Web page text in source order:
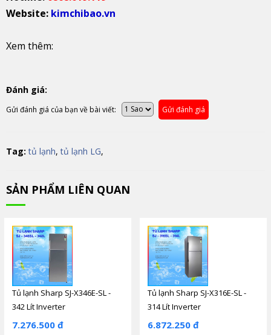
Website: kimchibao.vn
Xem thêm:
Đánh giá:
Gửi đánh giá của bạn về bài viết: Gửi đánh giá
Tag: tủ lạnh, tủ lạnh LG,
SẢN PHẨM LIÊN QUAN
Tủ lạnh Sharp SJ-X346E-SL -
342 Lít Inverter
7.276.500 đ
Tủ lạnh Sharp SJ-X316E-SL -
314 Lít Inverter
6.872.250 đ